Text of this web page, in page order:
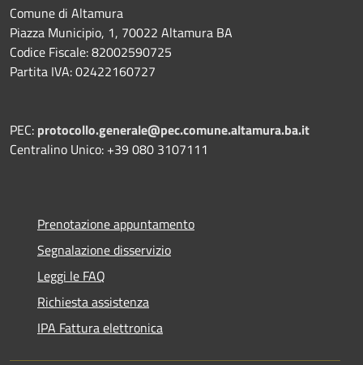
Comune di Altamura
Piazza Municipio, 1, 70022 Altamura BA
Codice Fiscale: 82002590725
Partita IVA: 02422160727
PEC: protocollo.generale@pec.comune.altamura.ba.it
Centralino Unico: +39 080 3107111
Prenotazione appuntamento
Segnalazione disservizio
Leggi le FAQ
Richiesta assistenza
IPA Fattura elettronica